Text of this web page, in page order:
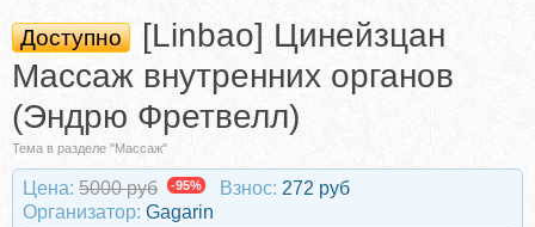
Доступно
[Linbao] Цинейзцан
Массаж внутренних органов
(Эндрю Фретвелл)
Тема в разделе "Массаж"
Цена: 5000 руб -95% Взнос: 272 руб
Организатор: Gagarin